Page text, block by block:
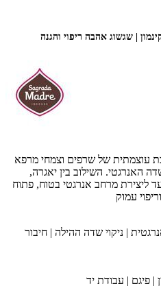
| שגשוג אהבה ריפוי והגנה
עוצמתית של שרפים וצמחי מרפא
האנרגטי. השילוב בין יאגרה,
ליצירת מרחב אנרגטי בטוח, פתוח
עמוק
| ניקוי שדה ההילה | חיבור
| פיגם | עבודת יד